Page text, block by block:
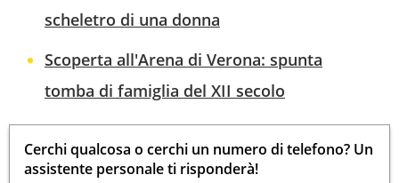
scheletro di una donna
Scoperta all'Arena di Verona: spunta
tomba di famiglia del XII secolo
Cerchi qualcosa o cerchi un numero di telefono? Un
assistente personale ti risponderà!